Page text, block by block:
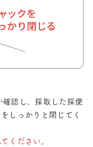
認し、採取した採便
しっかりと閉じてく
ください。